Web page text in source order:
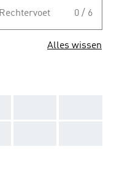
Rechtervoet 0 / 6
Alles wissen